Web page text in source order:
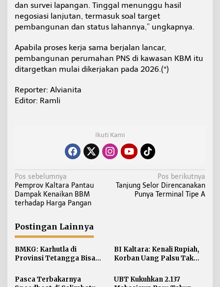
dan survei lapangan. Tinggal menunggu hasil
negosiasi lanjutan, termasuk soal target
pembangunan dan status lahannya,” ungkapnya.
Apabila proses kerja sama berjalan lancar,
pembangunan perumahan PNS di kawasan KBM itu
ditargetkan mulai dikerjakan pada 2026.(*)
Reporter: Alvianita
Editor: Ramli
Ikuti Kami
N
a
v
g
a
s
i
Pos sebelumnya
Pemprov Kaltara Pantau
Dampak Kenaikan BBM
terhadap Harga Pangan
Pos berikutnya
Tanjung Selor Direncanakan
Punya Terminal Tipe A
Postingan Lainnya
BMKG: Karhutla di
Provinsi Tetangga Bisa
Kaltara
BI Kaltara: Kenali Rupiah,
Korban Uang Palsu Tak
Pasca Terbakarnya
UBT Kukuhkan 2.137